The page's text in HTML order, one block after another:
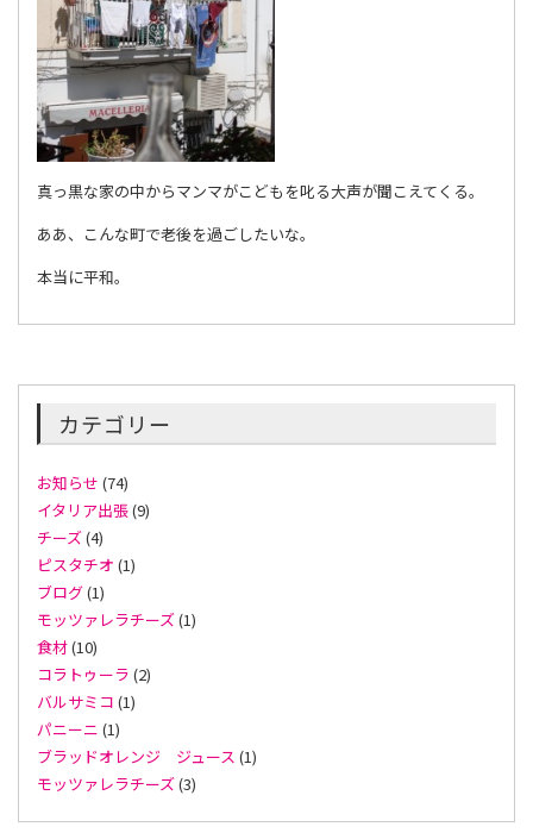
真っ黒な家の中からマンマがこどもを叱る大声が聞こえてくる。
ああ、こんな町で老後を過ごしたいな。
本当に平和。
カテゴリー
お知らせ (74)
イタリア出張(9)
チーズ(4)
ピスタチオ (1)
ブログ(1)
モッツァレラチーズ(1)
食材(10)
コラトゥーラ (2)
バルサミコ (1)
パニーニ (1)
ブラッドオレンジ ジュース (1)
モッツァレラチーズ(3)